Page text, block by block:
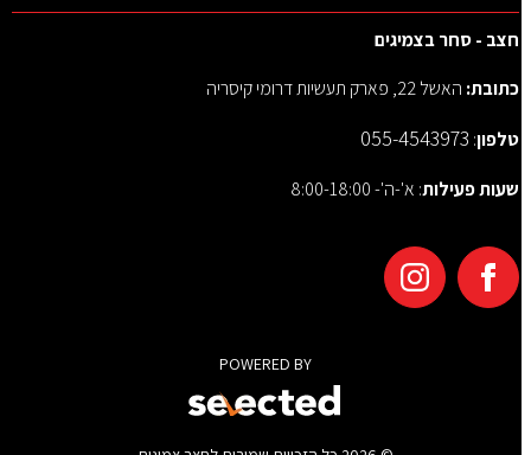
חצב - סחר בצמיגים
כתובת:האשל 22, פארק תעשיות דרומי קיסריה
טלפון:
055-4543973
שעות פעילות: א'-ה'- 8:00-18:00
POWERED BY